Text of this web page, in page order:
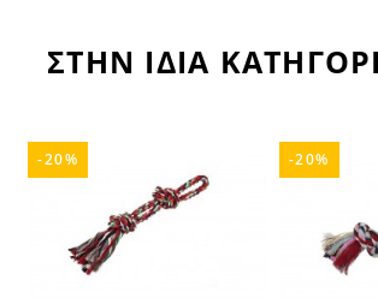
ΣΤΗΝ ΙΔΙΑ
-20% -20%